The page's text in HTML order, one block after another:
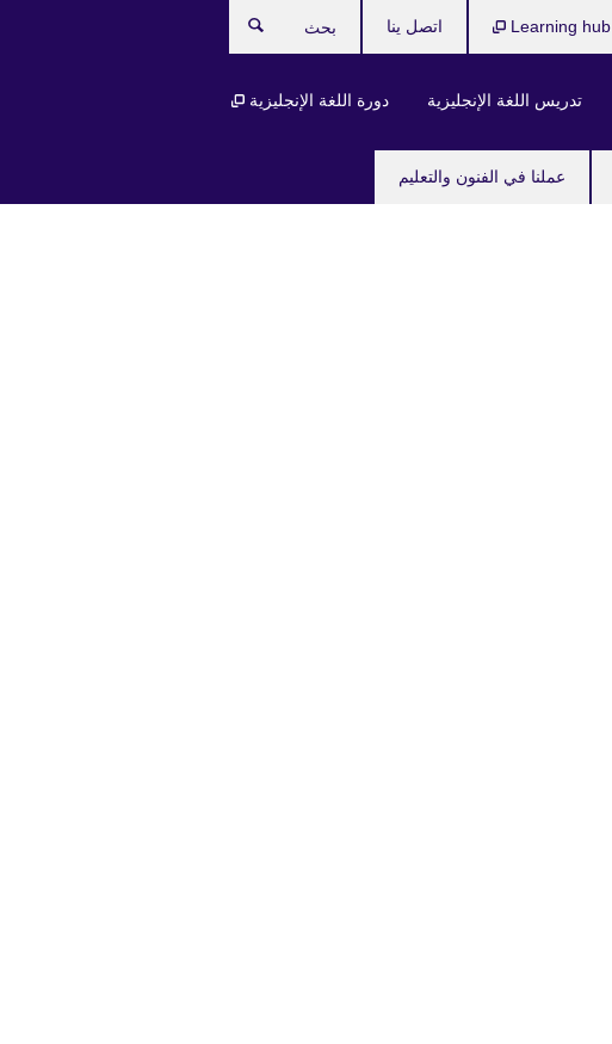
عملنا في الفنون والتعليم
تدريس اللغة الإنجليزية دورة اللغة الإنجليزية
Learning hub اتصل ينا